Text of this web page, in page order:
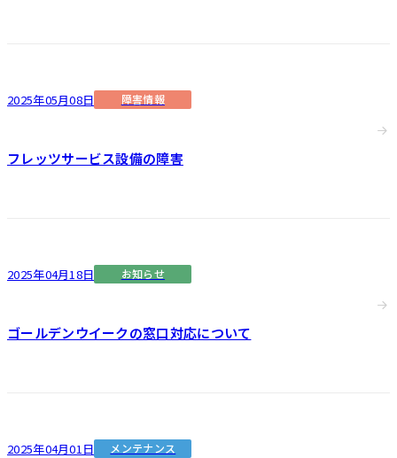
2025年05月08日 障害情報
フレッツサービス設備の障害
2025年04月18日 お知らせ
ゴールデンウイークの窓口対応について
2025年04月01日 メンテナンス